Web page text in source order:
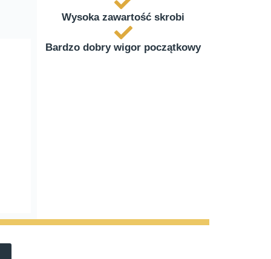
Wysoka zawartość skrobi
Bardzo dobry wigor początkowy